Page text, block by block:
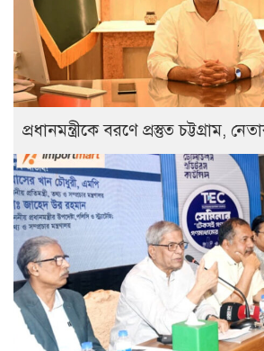
প্রধানমন্ত্রীকে বরণে প্রস্তুত চট্টগ্রাম,